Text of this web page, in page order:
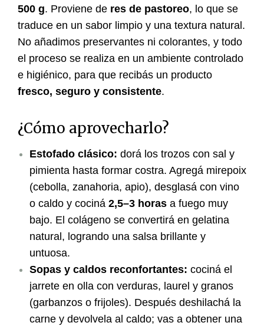
500 g. Proviene de res de pastoreo, lo que se
traduce en un sabor limpio y una textura natural.
No añadimos preservantes ni colorantes, y todo
el proceso se realiza en un ambiente controlado
e higiénico, para que recibás un producto
fresco, seguro y consistente.
¿Cómo aprovecharlo?
Estofado clásico: dorá los trozos con sal y
pimienta hasta formar costra. Agregá mirepoix
(cebolla, zanahoria, apio), desglasá con vino
o caldo y cociná 2,5–3 horas a fuego muy
bajo. El colágeno se convertirá en gelatina
natural, logrando una salsa brillante y
untuosa.
Sopas y caldos reconfortantes: cociná el
jarrete en olla con verduras, laurel y granos
(garbanzos o frijoles). Después deshilachá la
carne y devolvela al caldo; vas a obtener una